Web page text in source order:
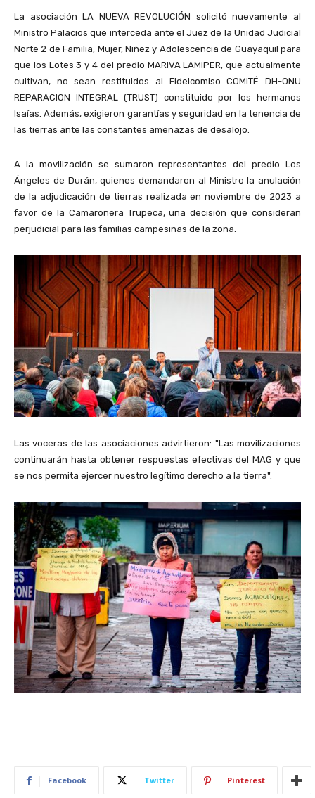
La asociación LA NUEVA REVOLUCIÓN solicitó nuevamente al
Ministro Palacios que interceda ante el Juez de la Unidad Judicial
Norte 2 de Familia, Mujer, Niñez y Adolescencia de Guayaquil para
que los Lotes 3 y 4 del predio MARIVA LAMIPER, que actualmente
cultivan, no sean restituidos al Fideicomiso COMITÉ DH-ONU
REPARACION INTEGRAL (TRUST) constituido por los hermanos
Isaías. Además, exigieron garantías y seguridad en la tenencia de
las tierras ante las constantes amenazas de desalojo.
A la movilización se sumaron representantes del predio Los
Ángeles de Durán, quienes demandaron al Ministro la anulación
de la adjudicación de tierras realizada en noviembre de 2023 a
favor de la Camaronera Trupeca, una decisión que consideran
perjudicial para las familias campesinas de la zona.
Las voceras de las asociaciones advirtieron: "Las movilizaciones
continuarán hasta obtener respuestas efectivas del MAG y que
se nos permita ejercer nuestro legítimo derecho a la tierra".
Facebook Twitter Pinterest